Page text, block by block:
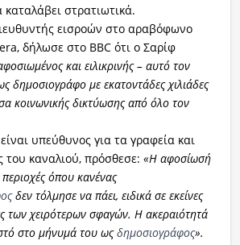
στρατιωτικά.
εισροών στο αραβόφωνο
δήλωσε στο BBC ότι ο Σαρίφ
και ειλικρινής – αυτό τον
δημοσιογράφο με εκατοντάδες χιλιάδες
κοινωνικής δικτύωσης από όλο τον
υπεύθυνος για τα γραφεία και
του καναλιού, πρόσθεσε: «Η αφοσίωσή
όπου κανένας
δεν τόλμησε να πάει, ειδικά σε εκείνες
των χειρότερων σφαγών. Η ακεραιότητά
στο μήνυμά του ωςδημοσιογράφος».